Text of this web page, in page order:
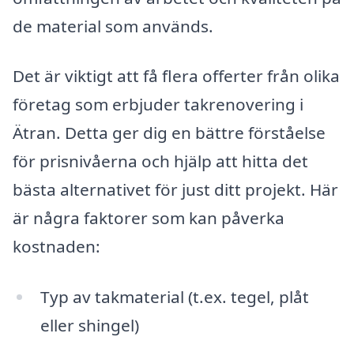
de material som används.
Det är viktigt att få flera offerter från olika
företag som erbjuder takrenovering i
Ätran. Detta ger dig en bättre förståelse
för prisnivåerna och hjälp att hitta det
bästa alternativet för just ditt projekt. Här
är några faktorer som kan påverka
kostnaden:
Typ av takmaterial (t.ex. tegel, plåt
eller shingel)